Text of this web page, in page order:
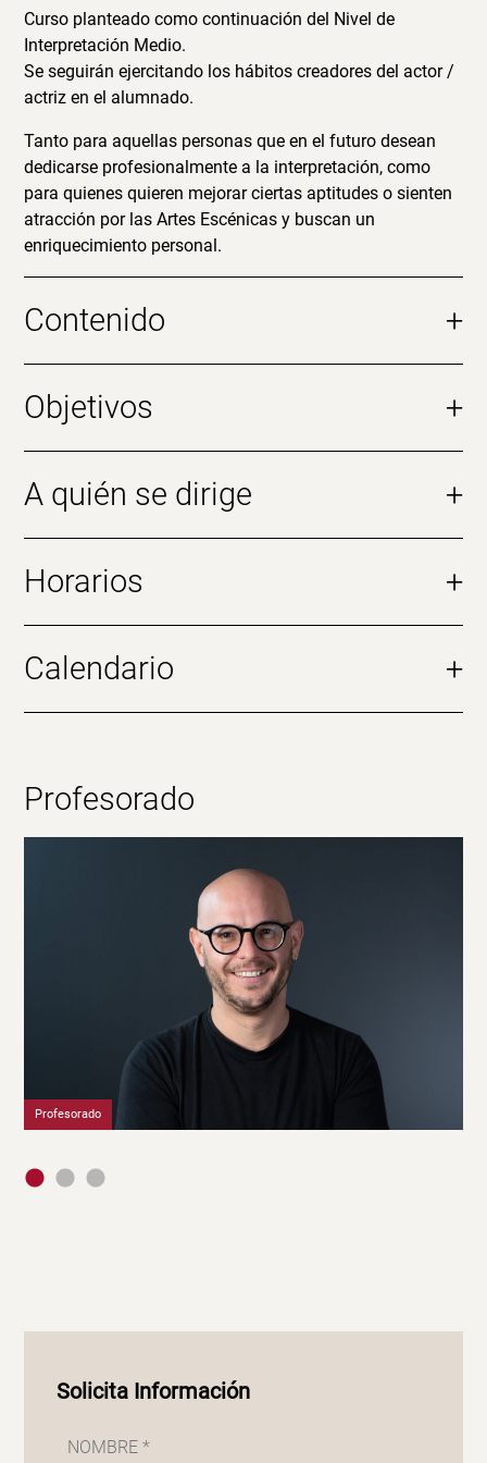
Curso planteado como continuación del Nivel de
Interpretación Medio.
Se seguirán ejercitando los hábitos creadores del actor /
actriz en el alumnado.
Tanto para aquellas personas que en el futuro desean
dedicarse profesionalmente a la interpretación, como
para quienes quieren mejorar ciertas aptitudes o sienten
atracción por las Artes Escénicas y buscan un
enriquecimiento personal.
Contenido +
Objetivos +
A quién se dirige +
Horarios +
Calendario +
Profesorado
Profesorado
Solicita Información